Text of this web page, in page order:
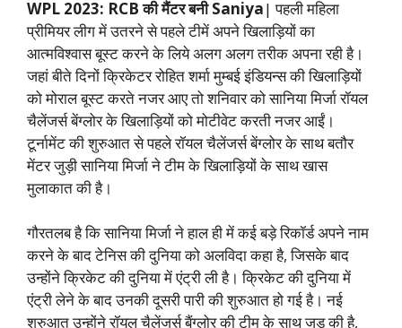
WPL 2023: RCB की मैंटर बनी Saniya| पहली महिला
प्रीमियर लीग में उतरने से पहले टीमें अपने खिलाड़ियों का
आत्मविश्वास बूस्ट करने के लिये अलग अलग तरीक अपना रही है।
जहां बीते दिनों क्रिकेटर रोहित शर्मा मुम्बई इंडियन्स की खिलाड़ियों
को मोराल बूस्ट करते नजर आए तो शनिवार को सानिया मिर्जा रॉयल
चैलेंजर्स बेंग्लोर के खिलाड़ियों को मोटीवेट करती नजर आईं।
टूर्नामेंट की शुरुआत से पहले रॉयल चैलेंजर्स बेंग्लोर के साथ बतौर
मेंटर जुड़ी सानिया मिर्जा ने टीम के खिलाड़ियों के साथ खास
मुलाकात की है।
गौरतलब है कि सानिया मिर्जा ने हाल ही में कई बड़े रिकॉर्ड अपने नाम
करने के बाद टेनिस की दुनिया को अलविदा कहा है, जिसके बाद
उन्होंने क्रिकेट की दुनिया में एंट्री ली है। क्रिकेट की दुनिया में
एंट्री लेने के बाद उनकी दूसरी पारी की शुरुआत हो गई है। नई
शुरुआत उन्होंने रॉयल चैलेंजर्स बैंग्लोर की टीम के साथ जुड़ की है,